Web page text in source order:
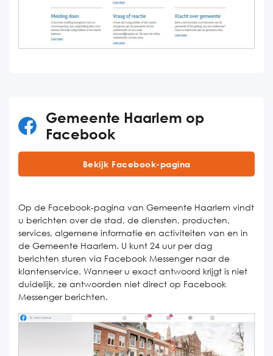
Gemeente Haarlem op
Facebook
Bekijk Facebook-pagina
Op de Facebook-pagina van Gemeente Haarlem vindt
u berichten over de stad, de diensten, producten,
services, algemene informatie en activiteiten van en in
de Gemeente Haarlem. U kunt 24 uur per dag
berichten sturen via Facebook Messenger naar de
klantenservice. Wanneer u exact antwoord krijgt is niet
duidelijk, ze antwoorden niet direct op Facebook
Messenger berichten.